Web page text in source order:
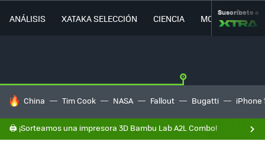
ANÁLISIS XATAKA SELECCIÓN CIENCIA MOVILIDAD
Suscríbete a
HOY SE HABLA DE
China Tim Cook NASA Fallout Bugatti iPhone
🖨️ ¡Sorteamos una impresora 3D Bambu Lab A2L Combo!